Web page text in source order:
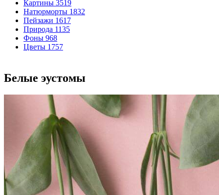
Картины 3519
Натюрморты 1832
Пейзажи 1617
Природа 1135
Фоны 968
Цветы 1757
Белые эустомы